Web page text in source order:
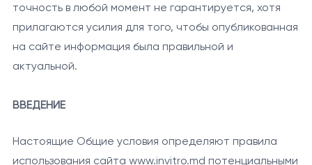
точность в любой момент не гарантируется, хотя
прилагаются усилия для того, чтобы опубликованная
на сайте информация была правильной и
актуальной.
ВВЕДЕНИЕ
Настоящие Общие условия определяют правила
использования сайта www.invitro.md потенциальными